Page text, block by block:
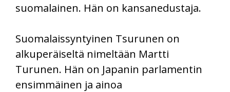
suomalainen. Hän on kansanedustaja.
Suomalaissyntyinen Tsurunen on
alkuperäiseltä nimeltään Martti
Turunen. Hän on Japanin parlamentin
ensimmäinen ja ainoa